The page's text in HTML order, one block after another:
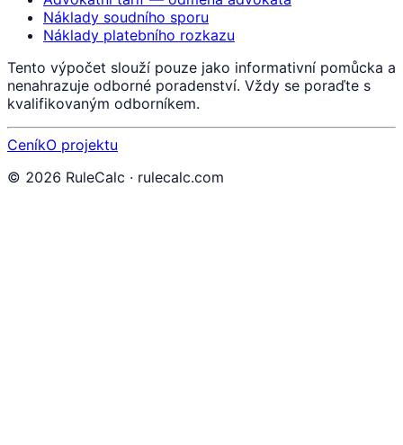
Náklady soudního sporu
Náklady platebního rozkazu
Tento výpočet slouží pouze jako informativní pomůcka a
nenahrazuje odborné poradenství. Vždy se poraďte s
kvalifikovaným odborníkem.
CeníkO projektu
© 2026 RuleCalc · rulecalc.com